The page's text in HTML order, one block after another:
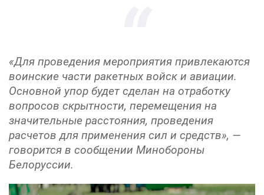
«Для проведения мероприятия привлекаются
воинские части ракетных войск и авиации.
Основной упор будет сделан на отработку
вопросов скрытности, перемещения на
значительные расстояния, проведения
расчетов для применения сил и средств», —
говорится в сообщении Минобороны
Белоруссии.